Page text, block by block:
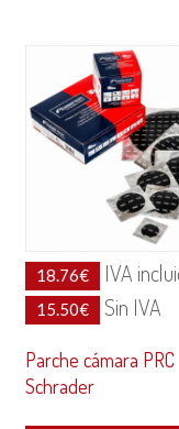
18.76€ IVA
15.50€ Sin IVA
Parche cámara PRC
Schrader